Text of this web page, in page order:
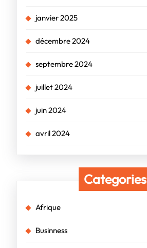
janvier 2025
décembre 2024
septembre 2024
juillet 2024
juin 2024
avril 2024
Categories
Afrique
Businness